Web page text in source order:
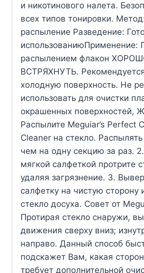
и никотинового налета.
всех типов тонировки.
распыление Разведение:
использованиюПрименение:
распылением флакон
ВСТРЯХНУТЬ.
холодную поверхность. Не
использовать для очистки
окрашенных поверхностей,
Распылите Meguiar’s Perfect
Cleaner на стекло.
чем на одну секцию за раз.
мягкой салфеткой протрите
удаляя загрязнение. 3.
салфетку на чистую сторону
стекло досуха. Совет от
Протирая стекло снаружи,
движения сверху вниз;
направо. Данный способ
подскажет Вам, какая
требует дополнительной